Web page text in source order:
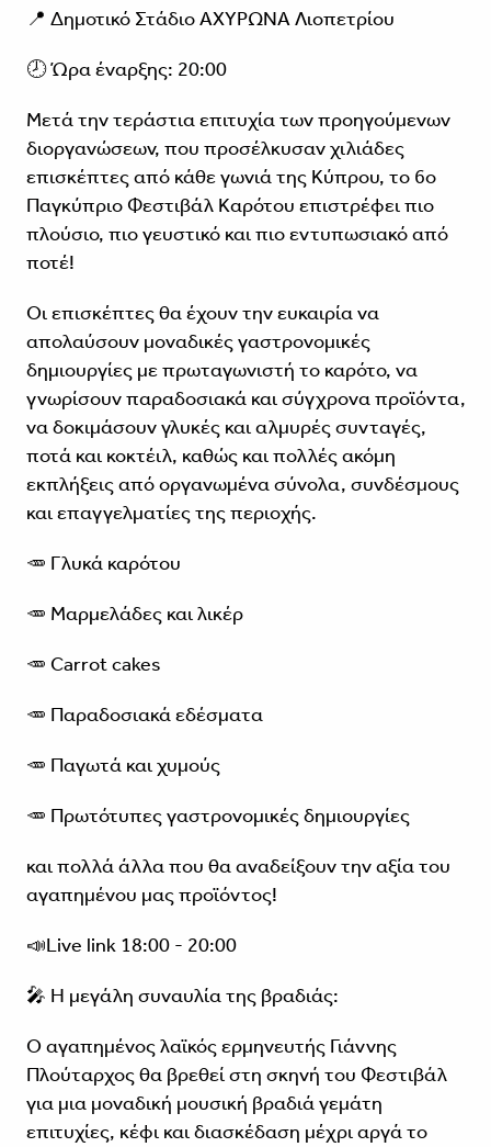
📍 Δημοτικό Στάδιο ΑΧΥΡΩΝΑ Λιοπετρίου
🕗 Ώρα έναρξης: 20:00
Μετά την τεράστια επιτυχία των προηγούμενων
διοργανώσεων, που προσέλκυσαν χιλιάδες
επισκέπτες από κάθε γωνιά της Κύπρου, το 6ο
Παγκύπριο Φεστιβάλ Καρότου επιστρέφει πιο
πλούσιο, πιο γευστικό και πιο εντυπωσιακό από
ποτέ!
Οι επισκέπτες θα έχουν την ευκαιρία να
απολαύσουν μοναδικές γαστρονομικές
δημιουργίες με πρωταγωνιστή το καρότο, να
γνωρίσουν παραδοσιακά και σύγχρονα προϊόντα,
να δοκιμάσουν γλυκές και αλμυρές συνταγές,
ποτά και κοκτέιλ, καθώς και πολλές ακόμη
εκπλήξεις από οργανωμένα σύνολα, συνδέσμους
και επαγγελματίες της περιοχής.
🥕 Γλυκά καρότου
🥕 Μαρμελάδες και λικέρ
🥕 Carrot cakes
🥕 Παραδοσιακά εδέσματα
🥕 Παγωτά και χυμούς
🥕 Πρωτότυπες γαστρονομικές δημιουργίες
και πολλά άλλα που θα αναδείξουν την αξία του
αγαπημένου μας προϊόντος!
📣Live link 18:00 - 20:00
🎤 Η μεγάλη συναυλία της βραδιάς:
Ο αγαπημένος λαϊκός ερμηνευτής Γιάννης
Πλούταρχος θα βρεθεί στη σκηνή του Φεστιβάλ
για μια μοναδική μουσική βραδιά γεμάτη
επιτυχίες, κέφι και διασκέδαση μέχρι αργά το